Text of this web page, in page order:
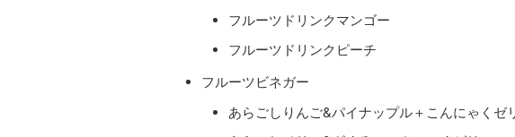
フルーツドリンクマンゴー
フルーツドリンクピーチ
フルーツビネガー
あらごしりんご&パイナップル＋こんにゃくゼ